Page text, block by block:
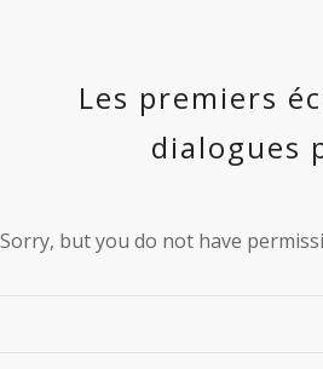
Les premiers
dialogues
Sorry, but you do not have